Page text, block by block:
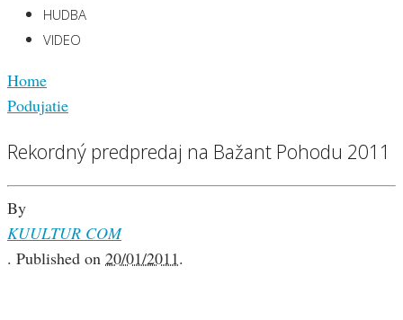
HUDBA
VIDEO
Home
Podujatie
Rekordný predpredaj na Bažant Pohodu 2011
By
KUULTUR COM
. Published on 20/01/2011.